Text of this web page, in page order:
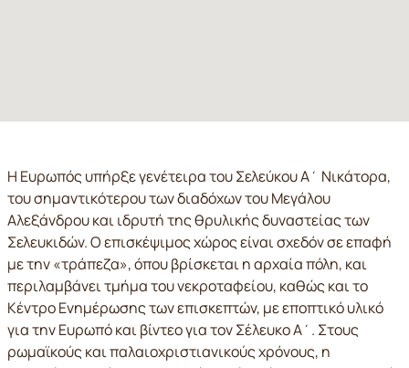
Η Ευρωπός υπήρξε γενέτειρα του Σελεύκου Α΄ Νικάτορα,
του σημαντικότερου των διαδόχων του Μεγάλου
Αλεξάνδρου και ιδρυτή της θρυλικής δυναστείας των
Σελευκιδών. Ο επισκέψιμος χώρος είναι σχεδόν σε επαφή
με την «τράπεζα», όπου βρίσκεται η αρχαία πόλη, και
περιλαμβάνει τμήμα του νεκροταφείου, καθώς και το
Κέντρο Ενημέρωσης των επισκεπτών, με εποπτικό υλικό
για την Ευρωπό και βίντεο για τον Σέλευκο Α΄. Στους
ρωμαϊκούς και παλαιοχριστιανικούς χρόνους, η